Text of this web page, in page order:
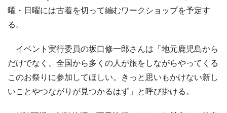
曜・日曜には古着を切って編むワークショップを予定す
る。
イベント実行委員の坂口修一郎さんは「地元鹿児島から
だけでなく、全国から多くの人が旅をしながらやってくる
このお祭りに参加してほしい。きっと思いもかけない新し
いことやつながりが見つかるはず」と呼び掛ける。